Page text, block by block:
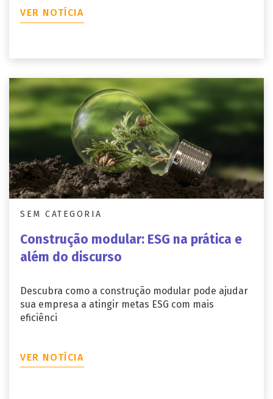
VER NOTÍCIA
SEM CATEGORIA
Construção modular: ESG na prática e
além do discurso
Descubra como a construção modular pode ajudar
sua empresa a atingir metas ESG com mais
eficiênci
VER NOTÍCIA